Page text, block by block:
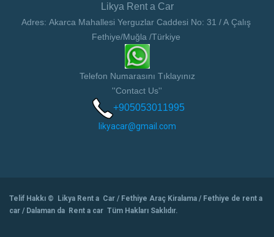
Likya Rent a Car
Adres: Akarca Mahallesi Yerguzlar Caddesi No: 31 / A Çalış
Fethiye/Muğla /Türkiye
Telefon Numarasını Tıklayınız
''Contact Us''
+905053011995
likyacar@gmail.com
Telif Hakkı © Likya Rent a Car / Fethiye Araç Kiralama / Fethiye de rent a
car / Dalaman da Rent a car Tüm Hakları Saklıdır.